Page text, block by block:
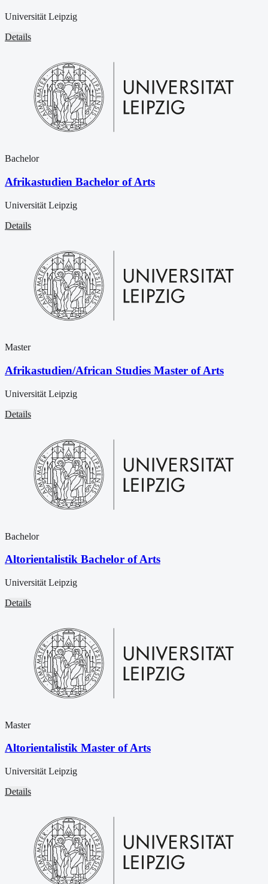
Universität Leipzig
Details
Bachelor
Afrikastudien Bachelor of Arts
Universität Leipzig
Details
Master
Afrikastudien/African Studies Master of Arts
Universität Leipzig
Details
Bachelor
Altorientalistik Bachelor of Arts
Universität Leipzig
Details
Master
Altorientalistik Master of Arts
Universität Leipzig
Details